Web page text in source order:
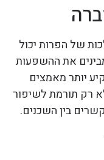
של הפרות יכול
את ההשפעות
יותר מאמצים
רק תורמת לשיפור
בין השכנים.